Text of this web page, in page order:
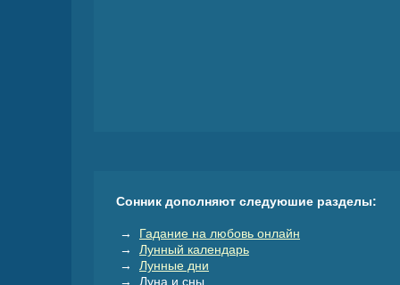
Сонник дополняют следуюшие разделы:
→ Гадание на любовь онлайн
→ Лунный календарь
→ Лунные дни
→ Луна и сны